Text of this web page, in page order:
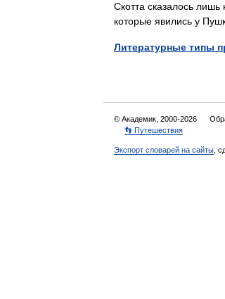
Скотта сказалось
которые явились у
Литературные типы
© Академик, 2000-2026
👣 Путешествия
Экспорт словарей на сайты ,